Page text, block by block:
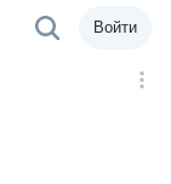
Войти